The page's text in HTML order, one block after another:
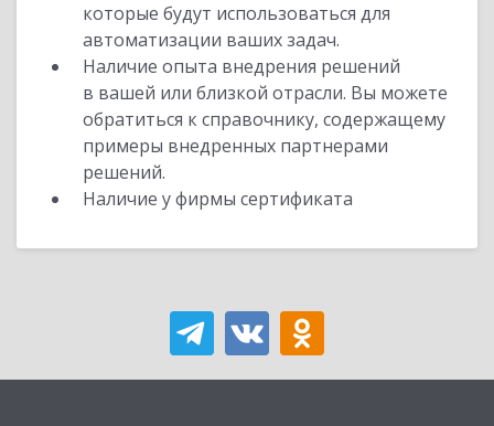
которые будут использоваться для
автоматизации ваших задач.
Наличие опыта внедрения решений
в вашей или близкой отрасли. Вы можете
обратиться к справочнику, содержащему
примеры внедренных партнерами
решений.
Наличие у фирмы сертификата